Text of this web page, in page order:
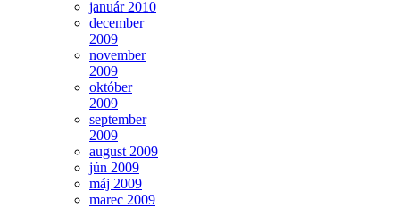
január 2010
december
2009
november
2009
október
2009
september
2009
august 2009
jún 2009
máj 2009
marec 2009